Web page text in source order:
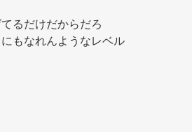
るだけだからだろ
もなれんようなレベル